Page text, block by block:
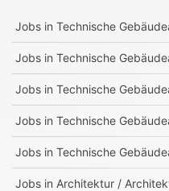
Jobs in Technische
Jobs in Technische
Jobs in Technische
Jobs in Technische
Jobs in Technische
Jobs in Architektur /